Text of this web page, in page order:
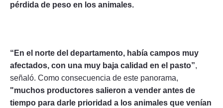
pérdida de peso en los animales.
“En el norte del departamento, había campos muy
afectados, con una muy baja calidad en el pasto”,
señaló. Como consecuencia de este panorama,
"muchos productores salieron a vender antes de
tiempo para darle prioridad a los animales que venían